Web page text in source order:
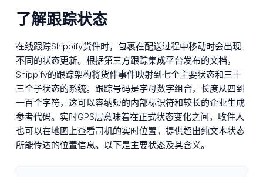
了解跟踪状态
在线跟踪Shippify货件时，包裹在配送过程中移动时会出现
不同的状态更新。根据第三方跟踪集成平台发布的文档，
Shippify的跟踪架构将货件事件映射到七个主要状态和三十
三个子状态的系统。跟踪号码是字母数字组合，长度从四到
一百个字符，这可以容纳短的内部标识符和较长的企业生成
参考代码。实时GPS层意味着在正式状态变化之间，收件人
也可以在地图上查看司机的实时位置，提供超出纯文本状态
所能传达的位置信息。以下是主要状态及其含义。